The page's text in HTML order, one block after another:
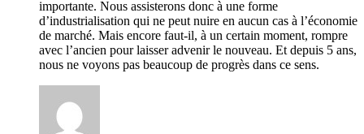
importante. Nous assisterons donc à une forme
d’industrialisation qui ne peut nuire en aucun cas à l’économie
de marché. Mais encore faut-il, à un certain moment, rompre
avec l’ancien pour laisser advenir le nouveau. Et depuis 5 ans,
nous ne voyons pas beaucoup de progrès dans ce sens.